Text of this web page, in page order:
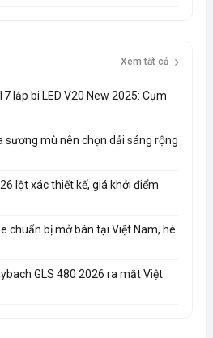
Xem tất cả
lắp bi LED V20 New 2025: Cụm
sương mù nên chọn dải sáng rộng
lột xác thiết kế, giá khởi điểm
chuẩn bị mở bán tại Việt Nam, hé
GLS 480 2026 ra mắt Việt